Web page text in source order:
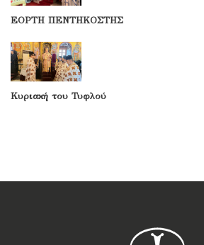
ΕΟΡΤΗ ΠΕΝΤΗΚΟΣΤΗΣ
Κυριακή του Τυφλού